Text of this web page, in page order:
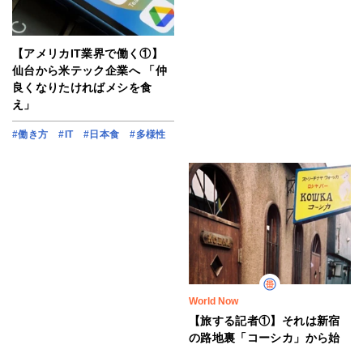
【アメリカIT業界で働く①】
仙台から米テック企業へ 「仲
良くなりたければメシを食
え」
#働き方 #IT #日本食 #多様性
World Now
【旅する記者①】それは新宿
の路地裏「コーシカ」から始